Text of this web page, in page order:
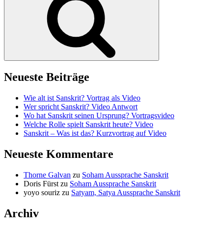
Neueste Beiträge
Wie alt ist Sanskrit? Vortrag als Video
Wer spricht Sanskrit? Video Antwort
Wo hat Sanskrit seinen Ursprung? Vortragsvideo
Welche Rolle spielt Sanskrit heute? Video
Sanskrit – Was ist das? Kurzvortrag auf Video
Neueste Kommentare
Thorne Galvan zu Soham Aussprache Sanskrit
Doris Fürst zu Soham Aussprache Sanskrit
yoyo souriz zu Satyam, Satya Aussprache Sanskrit
Archiv